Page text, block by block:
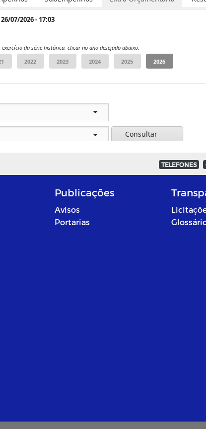
TELEFONES
Publicações
Avisos
Portarias